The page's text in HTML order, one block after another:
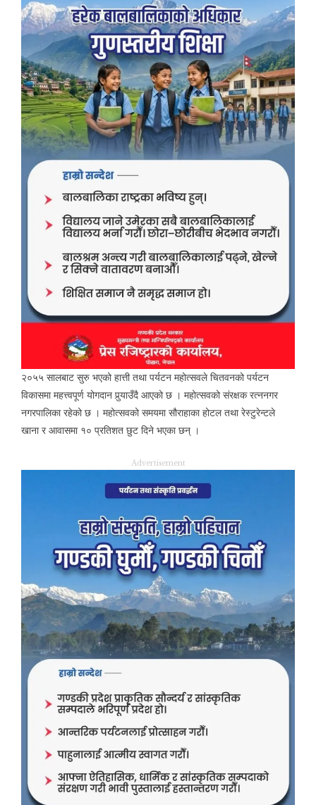
२०५५ सालबाट सुरु भएको हात्ती तथा पर्यटन महोत्सवले चितवनको पर्यटन
विकासमा महत्त्वपूर्ण योगदान पुर्‍याउँदै आएको छ । महोत्सवको संरक्षक रत्ननगर
नगरपालिका रहेको छ । महोत्सवको समयमा सौराहाका होटल तथा रेस्टुरेन्टले
खाना र आवासमा १० प्रतिशत छुट दिने भएका छन् ।
Advertisement